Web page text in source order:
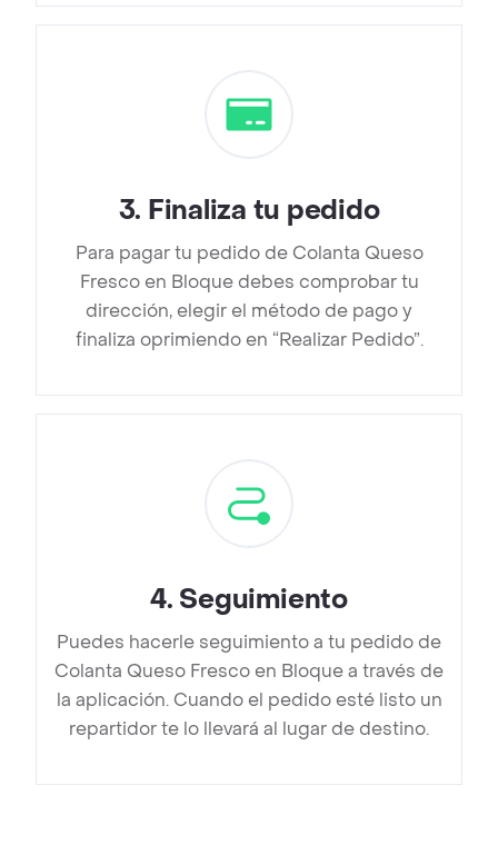
3. Finaliza tu pedido
Para pagar tu pedido de Colanta Queso
Fresco en Bloque debes comprobar tu
dirección, elegir el método de pago y
finaliza oprimiendo en “Realizar Pedido”.
4. Seguimiento
Puedes hacerle seguimiento a tu pedido de
Colanta Queso Fresco en Bloque a través de
la aplicación. Cuando el pedido esté listo un
repartidor te lo llevará al lugar de destino.